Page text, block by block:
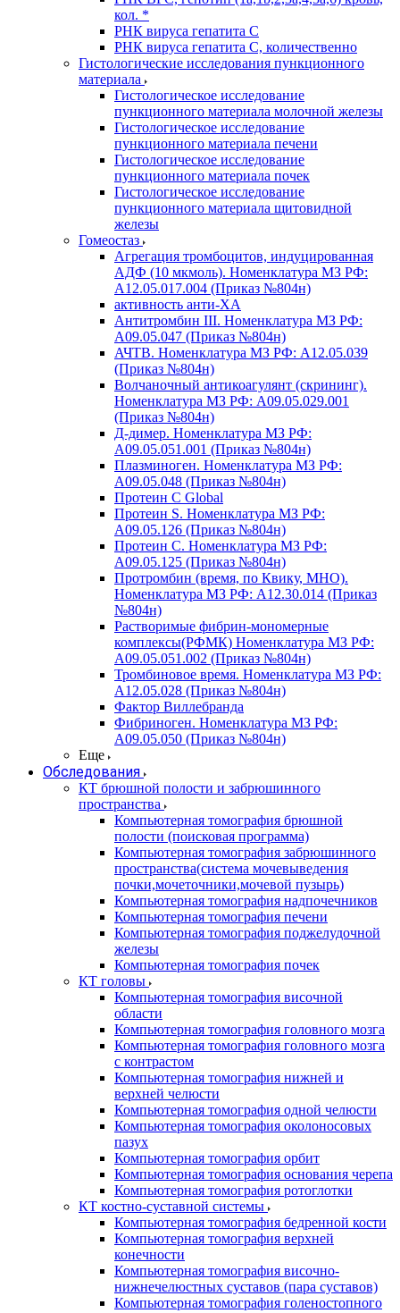
кол. *
РНК вируса гепатита C
РНК вируса гепатита C, количественно
Гистологические исследования пункционного
материала
Гистологическое исследование
пункционного материала молочной железы
Гистологическое исследование
пункционного материала печени
Гистологическое исследование
пункционного материала почек
Гистологическое исследование
пункционного материала щитовидной
железы
Гомеостаз
Агрегация тромбоцитов, индуцированная
АДФ (10 мкмоль). Номенклатура МЗ РФ:
A12.05.017.004 (Приказ №804н)
активность анти-ХА
Антитромбин III. Номенклатура МЗ РФ:
A09.05.047 (Приказ №804н)
АЧТВ. Номенклатура МЗ РФ: A12.05.039
(Приказ №804н)
Волчаночный антикоагулянт (скрининг).
Номенклатура МЗ РФ: A09.05.029.001
(Приказ №804н)
Д-димер. Номенклатура МЗ РФ:
A09.05.051.001 (Приказ №804н)
Плазминоген. Номенклатура МЗ РФ:
A09.05.048 (Приказ №804н)
Протеин C Global
Протеин S. Номенклатура МЗ РФ:
A09.05.126 (Приказ №804н)
Протеин С. Номенклатура МЗ РФ:
A09.05.125 (Приказ №804н)
Протромбин (время, по Квику, МНО).
Номенклатура МЗ РФ: A12.30.014 (Приказ
№804н)
Растворимые фибрин-мономерные
комплексы(РФМК) Номенклатура МЗ РФ:
A09.05.051.002 (Приказ №804н)
Тромбиновое время. Номенклатура МЗ РФ:
A12.05.028 (Приказ №804н)
Фактор Виллебранда
Фибриноген. Номенклатура МЗ РФ:
A09.05.050 (Приказ №804н)
Еще
Обследования
КТ брюшной полости и забрюшинного
пространства
Компьютерная томография брюшной
полости (поисковая программа)
Компьютерная томография забрюшинного
пространства(система мочевыведения
почки,мочеточники,мочевой пузырь)
Компьютерная томография надпочечников
Компьютерная томография печени
Компьютерная томография поджелудочной
железы
Компьютерная томография почек
КТ головы
Компьютерная томография височной
области
Компьютерная томография головного мозга
Компьютерная томография головного мозга
с контрастом
Компьютерная томография нижней и
верхней челюсти
Компьютерная томография одной челюсти
Компьютерная томография околоносовых
пазух
Компьютерная томография орбит
Компьютерная томография основания черепа
Компьютерная томография ротоглотки
КТ костно-суставной системы
Компьютерная томография бедренной кости
Компьютерная томография верхней
конечности
Компьютерная томография височно-
нижнечелюстных суставов (пара суставов)
Компьютерная томография голеностопного